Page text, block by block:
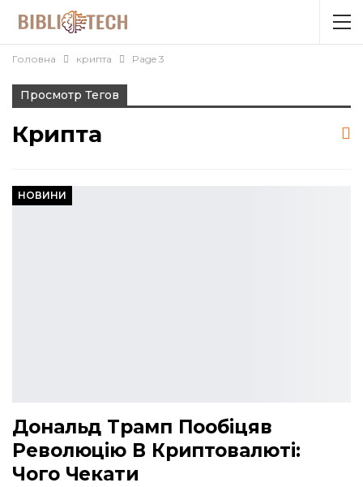
Головна крипта Page 3
Просмотр Тегов
Крипта
НОВИНИ
Дональд Трамп Пообіцяв
Революцію В Криптовалюті:
Чого Чекати